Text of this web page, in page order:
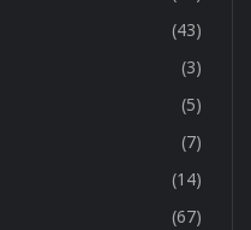
(43)
(3)
(5)
(7)
(14)
(67)